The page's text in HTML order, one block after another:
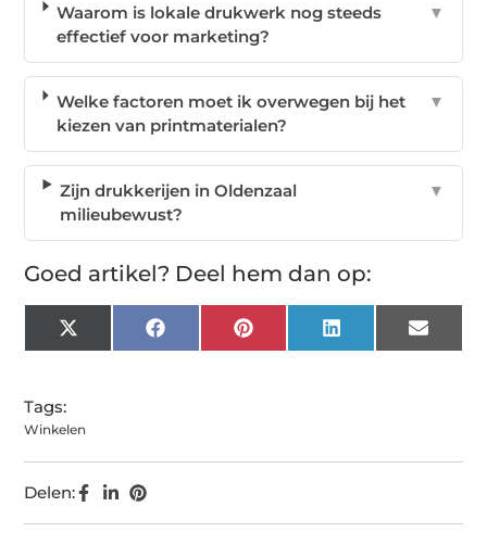
Waarom is lokale drukwerk nog steeds
effectief voor marketing?
▼
Welke factoren moet ik overwegen bij het
kiezen van printmaterialen?
▼
Zijn drukkerijen in Oldenzaal
milieubewust?
▼
Goed artikel? Deel hem dan op:
X
(Twitter)
Facebook Pinterest LinkedIn Email
Tags:
Winkelen
Delen: